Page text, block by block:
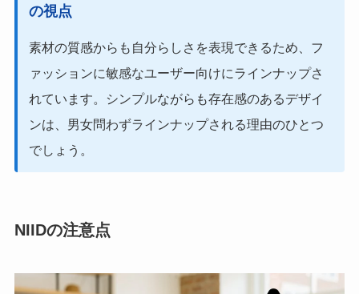
の視点
素材の質感からも自分らしさを表現できるため、フ
ァッションに敏感なユーザー向けにラインナップさ
れています。シンプルながらも存在感のあるデザイ
ンは、男女問わずラインナップされる理由のひとつ
でしょう。
NIIDの注意点